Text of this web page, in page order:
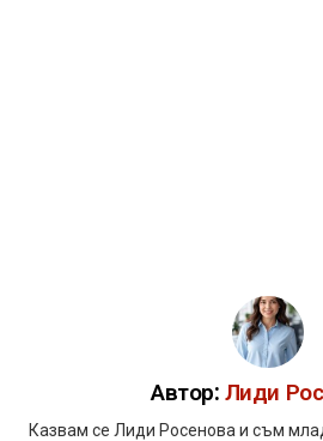
Автор:Лиди
Казвам се Лиди Росенова и съм